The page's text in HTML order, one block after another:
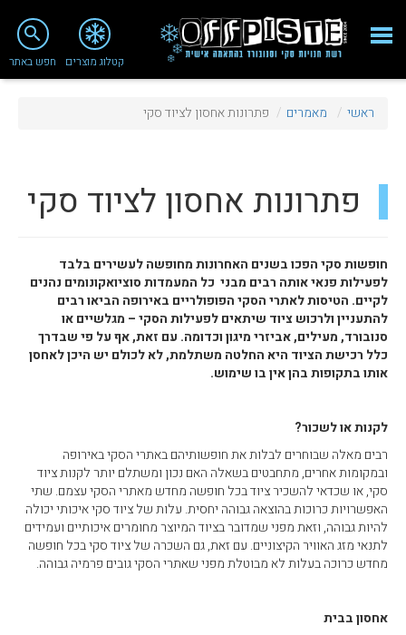
close
ציוד סקי
מאמרים
טיפולים ושירות
מועדון לקוחות
TeamOPC
עגלת קניות
קטלוג מוצרים
search
חפש באתר
ראשי מאמרים פתרונות אחסון לציוד סקי
פתרונות אחסון לציוד סקי
חופשות סקי הפכו בשנים האחרונות מחופשה לעשירים בלבד
לפעילות פנאי אותה רבים מבני כל המעמדות סוציואקונומים נהנים
לקיים. הטיסות לאתרי הסקי הפופולריים באירופה הביאו רבים
להתעניין ולרכוש ציוד שיתאים לפעילות הסקי – מגלשיים או
סנובורד, מעילים, אביזרי מיגון וכדומה. עם זאת, אף על פי שבדרך
כלל רכישת הציוד היא החלטה משתלמת, לא לכולם יש היכן לאחסן
אותו בתקופות בהן אין בו שימוש.
לקנות או לשכור?
רבים מאלה שבוחרים לבלות את חופשותיהם באתרי הסקי באירופה
ובמקומות אחרים, מתחבטים בשאלה האם נכון ומשתלם יותר לקנות ציוד
סקי, או שכדאי להשכיר ציוד בכל חופשה מחדש מאתרי הסקי עצמם. שתי
האפשרויות כרוכות בהוצאה גבוהה יחסית. עלות של ציוד סקי איכותי יכולה
להיות גבוהה, וזאת מפני שמדובר בציוד המיוצר מחומרים איכותיים ועמידים
לתנאי מזג האוויר הקיצוניים. עם זאת, גם השכרה של ציוד סקי בכל חופשה
מחדש כרוכה בעלות לא מבוטלת מפני שאתרי הסקי גובים פרמיה גבוהה.
אחסון בבית